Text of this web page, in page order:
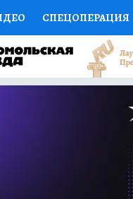
СПЕЦОПЕРАЦИЯ
НАУКА
ДОКТОР
ПРОГНОЗЫ НА